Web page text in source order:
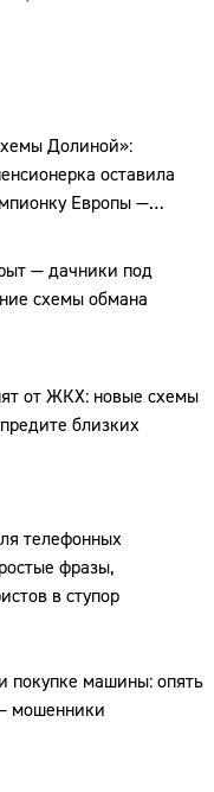
Долиной»:
оставила
Европы —
— дачники под
схемы обмана
от ЖКХ: новые схемы
близких
телефонных
фразы,
в ступор
покупке машины: опять
мошенники